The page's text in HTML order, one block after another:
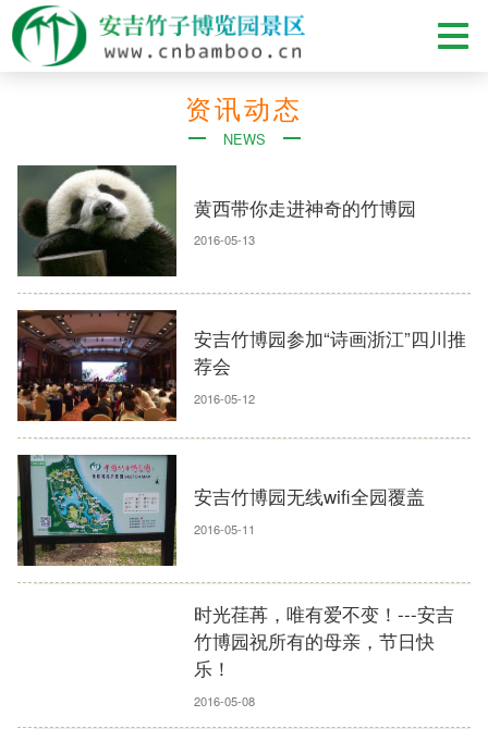
资讯动态
NEWS
黄西带你走进神奇的竹博园
2016-05-13
安吉竹博园参加“诗画浙江”四川推
荐会
2016-05-12
安吉竹博园无线wifi全园覆盖
2016-05-11
时光荏苒，唯有爱不变！---安吉
竹博园祝所有的母亲，节日快
乐！
2016-05-08